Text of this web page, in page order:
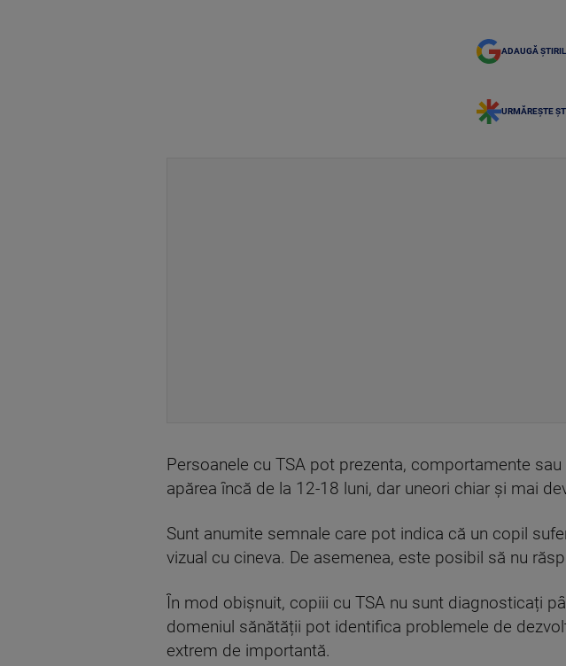
ADAUGĂ
URMĂREȘTE
Persoanele cu TSA pot prezenta, comportamente
apărea încă de la 12-18 luni, dar uneori chiar și mai
Sunt anumite semnale care pot indica că un copil
vizual cu cineva. De asemenea, este posibil să nu
În mod obișnuit, copiii cu TSA nu sunt diagnosticați
domeniul sănătății pot identifica problemele de
extrem de importantă.